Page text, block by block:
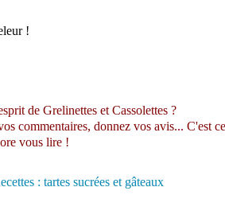
!
de Grelinettes et Cassolettes ?
commentaires, donnez vos avis... C'est
vous lire !
: tartes sucrées et gâteaux